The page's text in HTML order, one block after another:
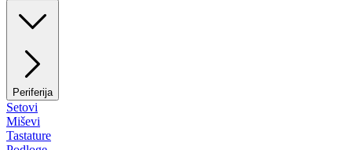
Periferija
Setovi
Miševi
Tastature